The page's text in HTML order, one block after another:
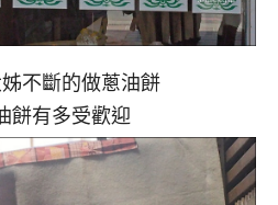
不斷的做蔥油餅
餅有多受歡迎